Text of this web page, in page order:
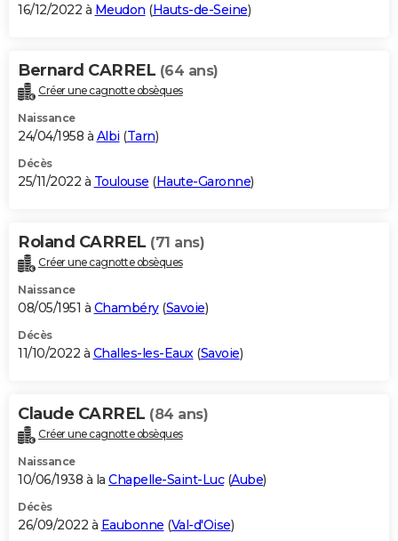
16/12/2022 à Meudon (Hauts-de-Seine)
Bernard CARREL (64 ans)
Créer une cagnotte obsèques
Naissance
24/04/1958 à Albi (Tarn)
Décès
25/11/2022 à Toulouse (Haute-Garonne)
Roland CARREL (71 ans)
Créer une cagnotte obsèques
Naissance
08/05/1951 à Chambéry(Savoie)
Décès
11/10/2022 à Challes-les-Eaux(Savoie)
Claude CARREL (84 ans)
Créer une cagnotte obsèques
Naissance
10/06/1938 à la Chapelle-Saint-Luc(Aube)
Décès
26/09/2022 à Eaubonne (Val-d'Oise)